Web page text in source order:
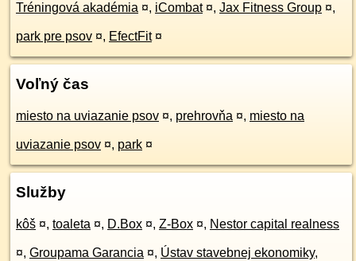
Tréningová akadémia ¤, iCombat ¤, Jax Fitness Group ¤,
park pre psov ¤, EfectFit ¤
Voľný čas
miesto na uviazanie psov ¤, prehrovňa ¤, miesto na
uviazanie psov ¤, park ¤
Služby
kôš ¤, toaleta ¤, D.Box ¤, Z-Box ¤, Nestor capital realness
¤, Groupama Garancia ¤, Ústav stavebnej ekonomiky,